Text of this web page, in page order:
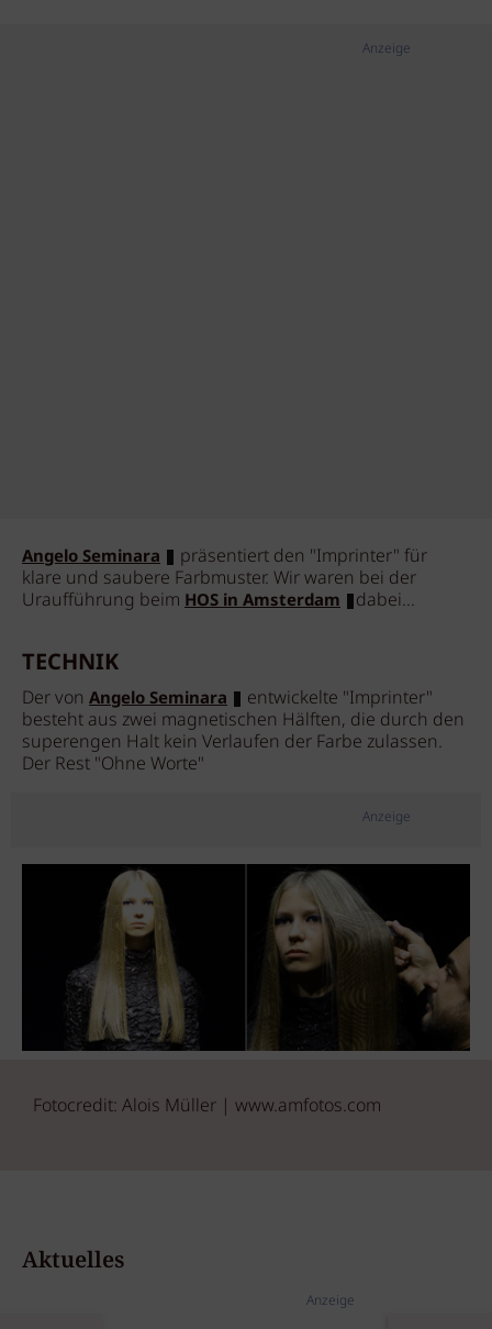
Anzeige
Angelo Seminara
präsentiert den "Imprinter" für
klare und saubere Farbmuster. Wir waren bei der
Uraufführung beim HOS in Amsterdam dabei...
TECHNIK
Der von Angelo Seminara
entwickelte "Imprinter"
besteht aus zwei magnetischen Hälften, die durch den
superengen Halt kein Verlaufen der Farbe zulassen.
Der Rest "Ohne Worte"
Anzeige
Fotocredit: Alois Müller | www.amfotos.com
Aktuelles
Anzeige